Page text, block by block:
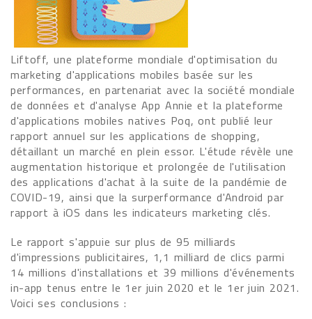
Liftoff, une plateforme mondiale d'optimisation du
marketing d'applications mobiles basée sur les
performances, en partenariat avec la société mondiale
de données et d'analyse App Annie et la plateforme
d'applications mobiles natives Poq, ont publié leur
rapport annuel sur les applications de shopping,
détaillant un marché en plein essor. L'étude révèle une
augmentation historique et prolongée de l'utilisation
des applications d'achat à la suite de la pandémie de
COVID-19, ainsi que la surperformance d'Android par
rapport à iOS dans les indicateurs marketing clés.
Le rapport s'appuie sur plus de 95 milliards
d'impressions publicitaires, 1,1 milliard de clics parmi
14 millions d'installations et 39 millions d'événements
in-app tenus entre le 1er juin 2020 et le 1er juin 2021.
Voici ses conclusions :